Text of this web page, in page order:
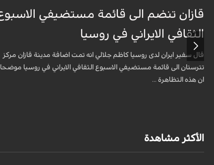
قازان تنضم الى قائمة مستضيفي
الثقافي الايراني في روسيا
قال سفير ايران لدى روسيا كاظم جلالي انه تمت اضافة مدينة قازان مركز
تترستان الى قائمة مستضيفي الاسبوع الثقافي الايراني في روسيا موضحا
ان هذه التظاهرة ...
الأكثر مشاهدة